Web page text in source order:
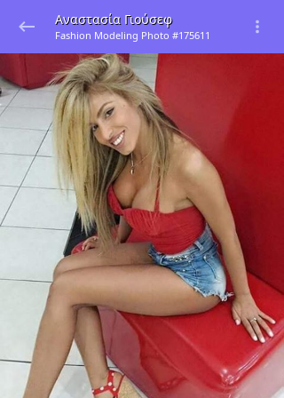
Αναστασία Γιούσεφ
Fashion Modeling Photo #175611